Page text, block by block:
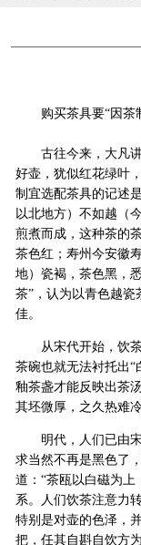
购买茶具要“因茶
古往今来，大凡讲
好壶，犹似红花绿叶
制宜选配茶具的记述
以北地方）不如越（
煎煮而成，这种茶的
茶色红；寿州今安徽
地）瓷褐，茶色黑，
茶”，认为以青色越
佳。
从宋代开始，饮茶
茶碗也就无法衬托出“
釉茶盏才能反映出茶
其坯微厚，之久热难
明代，人们已由宋
求当然不再是黑色了
道：“茶瓯以白磁为
系。人们饮茶注意力
特别是对壶的色泽，
把，任其自斟自饮方